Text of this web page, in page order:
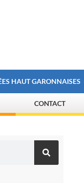
HAUT GARONNAISES
CONTACT